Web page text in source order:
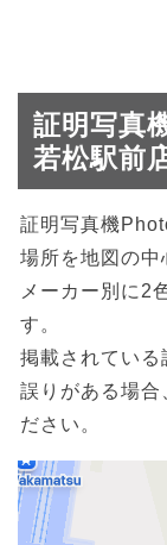
証明写真
若松駅前
証明写真機
場所を地図の中
メーカー別に2
す。
掲載されている
誤りがある場合
ださい。